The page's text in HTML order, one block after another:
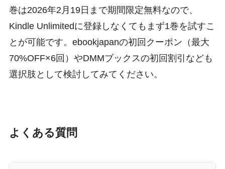
巻は2026年2月19日まで期間限定無料なので、
Kindle Unlimitedに登録しなくてもまず1巻を試すこ
とが可能です。ebookjapanの初回クーポン（最大
70%OFF×6回）やDMMブックスの初回割引なども
選択肢として検討してみてください。
よくある質問